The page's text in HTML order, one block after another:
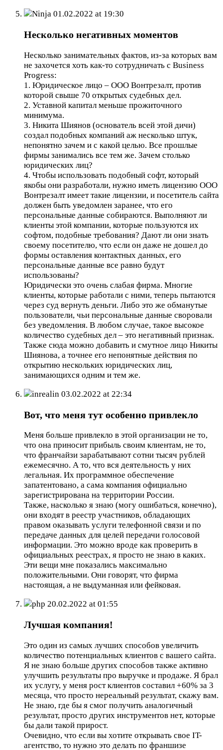
Ninja 01.02.2022 at 19:30
Несколько негативных моментов
Несколько занимательных фактов, из-за которых вам
не захочется хоть как-то сотрудничать с Business
Progress:
1. Юридическое лицо – ООО Вонтрезалт, против
которой свыше 70 открытых судебных дел.
2. Уставной капитал меньше прожиточного
минимума.
3. Никита Шиянов (основатель всей этой дичи)
создал подобных компаний аж несколько штук,
непонятно зачем и с какой целью. Все прошлые
фирмы занимались все тем же. Зачем столько
юридических лиц?
4. Чтобы использовать подобный софт, который
якобы они разработали, нужно иметь лицензию ООО
Вонтрезалт имеет такие лицензии, и посетитель сайта
должен быть уведомлен заранее, что его
персональные данные собираются. Выполняют ли
клиенты этой компании, которые пользуются их
софтом, подобные требования? Дают ли они знать
своему посетителю, что если он даже не дошел до
формы оставления контактных данных, его
персональные данные все равно будут
использованы?
Юридически это очень слабая фирма. Многие
клиенты, которые работали с ними, теперь пытаются
через суд вернуть деньги. Либо это же обманутые
пользователи, чьи персональные данные своровали
без уведомления. В любом случае, такое высокое
количество судебных дел – это негативный признак.
Также сюда можно добавить и смутное лицо Никиты
Шиянова, а точнее его непонятные действия по
открытию нескольких юридических лиц,
занимающихся одним и тем же.
inrealin 03.02.2022 at 22:34
Вот, что меня тут особенно привлекло
Меня больше привлекло в этой организации не то,
что она приносит прибыль своим клиентам, не то,
что франчайзи зарабатывают сотни тысяч рублей
ежемесячно. А то, что вся деятельность у них
легальная. Их программное обеспечение
запатентовано, а сама компания официально
зарегистрирована на территории России.
Также, насколько я знаю (могу ошибаться, конечно),
они входят в реестр участников, обладающих
правом оказывать услуги телефонной связи и по
передаче данных для целей передачи голосовой
информации. Это можно вроде как проверить в
официальных реестрах, я просто не знаю в каких.
Эти вещи мне показались максимально
положительными. Они говорят, что фирма
настоящая, а не выдуманная или фейковая.
php 20.02.2022 at 01:55
Лучшая компания!
Это один из самых лучших способов увеличить
количество потенциальных клиентов с вашего сайта.
Я не знаю больше других способов также активно
улучшить результаты про выручке и продаже. Я брал
их услугу, у меня рост клиентов составил +60% за 3
месяца, что просто нереальный результат, скажу вам.
Не знаю, где бы я смог получить аналогичный
результат, просто других инструментов нет, которые
бы дали такой прирост.
Очевидно, что если вы хотите открывать свое IT-
агентство, то нужно это делать по франшизе